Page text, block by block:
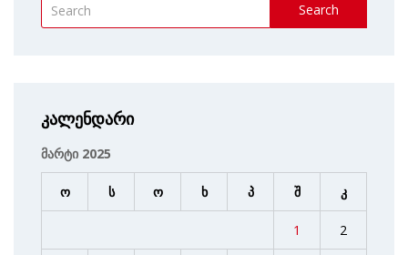
Search
კალენდარი
მარტი 2025
ო ს ო ხ პ შ კ
1 2